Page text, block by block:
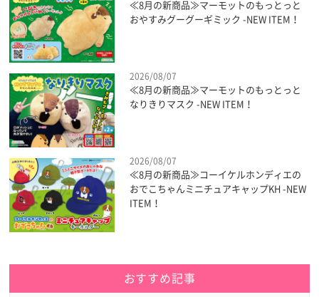
≪8月の新商品≫マーモットのもっとっと
おやすみグーグーギミック -NEW ITEM！
2026/08/07
≪8月の新商品≫マーモットのもっとっと
なりきりマスク -NEW ITEM！
2026/08/07
≪8月の新商品≫コーイケルホンディエの
おでこちゃんミニチュアキャップKH -NEW
ITEM！
おすすめ記事